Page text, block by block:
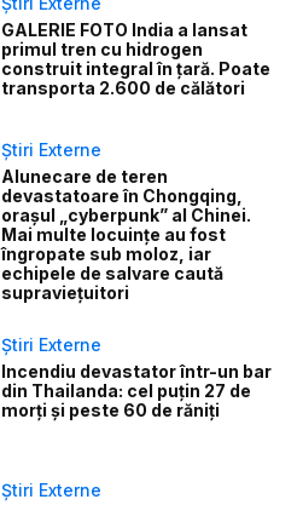
GALERIE FOTO India a lansat
primul tren cu hidrogen
construit integral în țară. Poate
transporta 2.600 de călători
Știri Externe
Alunecare de teren
devastatoare în Chongqing,
orașul „cyberpunk” al Chinei.
Mai multe locuințe au fost
îngropate sub moloz, iar
echipele de salvare caută
supraviețuitori
Știri Externe
Incendiu devastator într-un bar
din Thailanda: cel puțin 27 de
morți și peste 60 de răniți
Știri Externe